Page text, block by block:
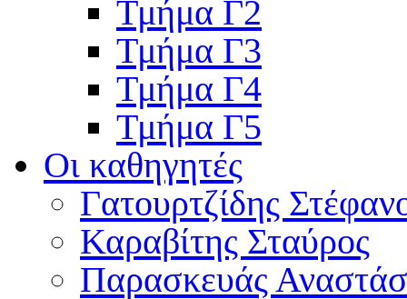
Τμήμα Γ2
Τμήμα Γ3
Τμήμα Γ4
Τμήμα Γ5
Οι καθηγητές
Γατουρτζίδης
Καραβίτης Σταύρος
Παρασκευάς